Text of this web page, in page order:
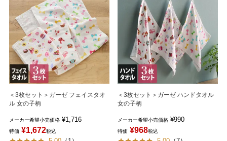
＜3枚セット＞ガーゼ フェイスタオ
ル 女の子柄
メーカー希望小売価格 ¥1,716
特価 ¥1,672税込
＜3枚セット＞ガーゼ ハンドタオル
女の子柄
メーカー希望小売価格 ¥990
特価 ¥968税込